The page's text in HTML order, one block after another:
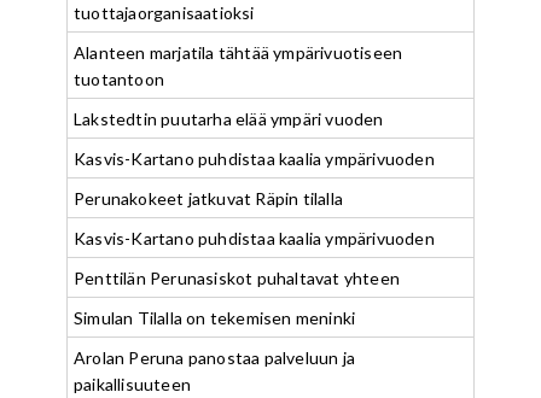
tuottajaorganisaatioksi
Alanteen marjatila tähtää ympärivuotiseen
tuotantoon
Lakstedtin puutarha elää ympäri vuoden
Kasvis-Kartano puhdistaa kaalia ympärivuoden
Perunakokeet jatkuvat Räpin tilalla
Kasvis-Kartano puhdistaa kaalia ympärivuoden
Penttilän Perunasiskot puhaltavat yhteen
Simulan Tilalla on tekemisen meninki
Arolan Peruna panostaa palveluun ja
paikallisuuteen